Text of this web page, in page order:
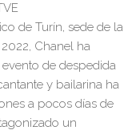
de Turín, sede de la
Chanel ha
de despedida
y bailarina ha
a pocos días de
un